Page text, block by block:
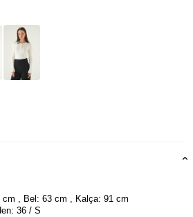
cm , Bel: 63 cm , Kalça: 91 cm
36 / S